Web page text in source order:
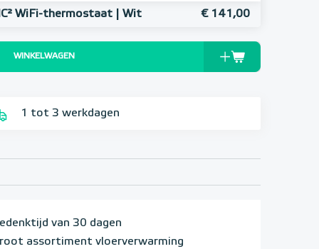
WiFi-thermostaat | Wit € 141,00
WINKELWAGEN
1 tot 3 werkdagen
van 30 dagen
assortiment vloerverwarming